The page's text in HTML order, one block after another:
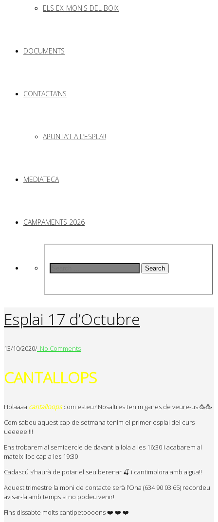
ELS EX-MONIS DEL BOIX
DOCUMENTS
CONTACTA’NS
APUNTA’T A L’ESPLAI!
MEDIATECA
CAMPAMENTS 2026
Search
Esplai 17 d’Octubre
13/10/2020/ No Comments
CANTALLOPS
Holaaaa cantalloopscom esteu? Nosaltres tenim ganes de veure-us 🥳🥳
Com sabeu aquest cap de setmana tenim el primer esplai del curs
ueeeee!!!!
Ens trobarem al semicercle de davant la lola a les 16:30 i acabarem al
mateix lloc cap a les 19:30
Cadascú s’haurà de potar el seu berenar 🍒 i cantimplora amb aigua!!
Aquest trimestre la moni de contacte serà l’Ona (634 90 03 65) recordeu
avisar-la amb temps si no podeu venir!
Fins dissabte molts cantipetoooons❤️ ❤️ ❤️